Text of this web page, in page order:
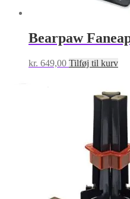
Bearpaw
kr. 649,00 Tilføj til kurv